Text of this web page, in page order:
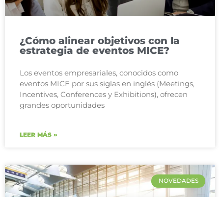
¿Cómo alinear objetivos con la
estrategia de eventos MICE?
Los eventos empresariales, conocidos como
eventos MICE por sus siglas en inglés (Meetings,
Incentives, Conferences y Exhibitions), ofrecen
grandes oportunidades
LEER MÁS »
NOVEDADES